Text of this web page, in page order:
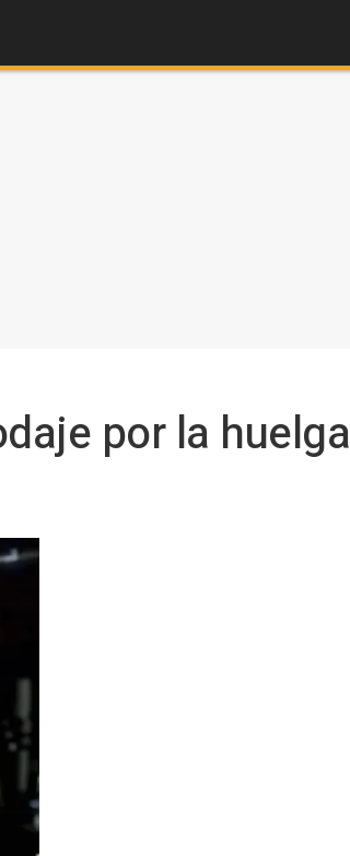
por la huelga